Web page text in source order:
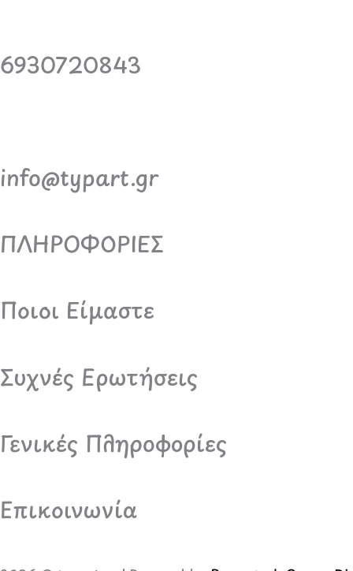
6930720843
info@typart.gr
ΠΛΗΡΟΦΟΡΙΕΣ
Ποιοι Είμαστε
Συχνές Ερωτήσεις
Γενικές Πληροφορίες
Επικοινωνία